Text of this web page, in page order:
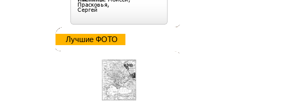
Лучшие ФОТО